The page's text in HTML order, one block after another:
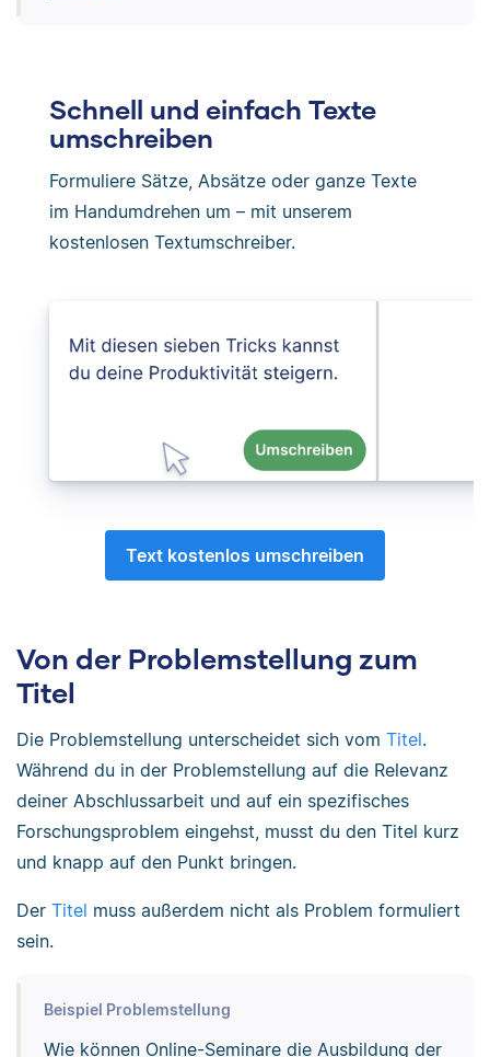
Schnell und einfach Texte
umschreiben
Formuliere Sätze, Absätze oder ganze Texte
im Handumdrehen um – mit unserem
kostenlosen Textumschreiber.
Text kostenlos umschreiben
Von der Problemstellung zum
Titel
Die Problemstellung unterscheidet sich vom Titel.
Während du in der Problemstellung auf die Relevanz
deiner Abschlussarbeit und auf ein spezifisches
Forschungsproblem eingehst, musst du den Titel kurz
und knapp auf den Punkt bringen.
Der Titel muss außerdem nicht als Problem formuliert
sein.
Beispiel Problemstellung
Wie können Online-Seminare die Ausbildung der